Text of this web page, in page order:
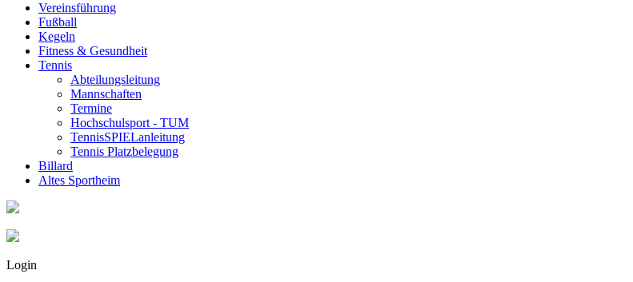
Vereinsführung
Fußball
Kegeln
Fitness & Gesundheit
Tennis
Abteilungsleitung
Mannschaften
Termine
Hochschulsport - TUM
TennisSPIELanleitung
Tennis Platzbelegung
Billard
Altes Sportheim
Login